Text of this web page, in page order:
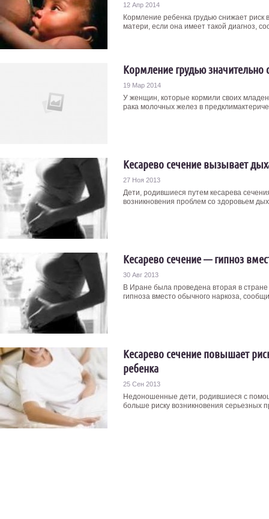
12 Апр 2014
Кормление ребенка грудью снижает риск
матери, если она имеет такой диагноз,
Кормление грудью значительно
19 Мар 2014
У женщин, которые кормили своих
рака молочных желез в
Кесарево сечение вызывает
27 Ноя 2013
Дети, родившиеся путем кесарева
возникновения проблем со здоровьем
Кесарево сечение — гипноз
30 Авг 2013
В Иране была проведена вторая в
гипноза вместо обычного наркоза,
Кесарево сечение повышает
ребенка
25 Сен 2013
Недоношенные дети, родившиеся с
больше риску возникновения серьезных